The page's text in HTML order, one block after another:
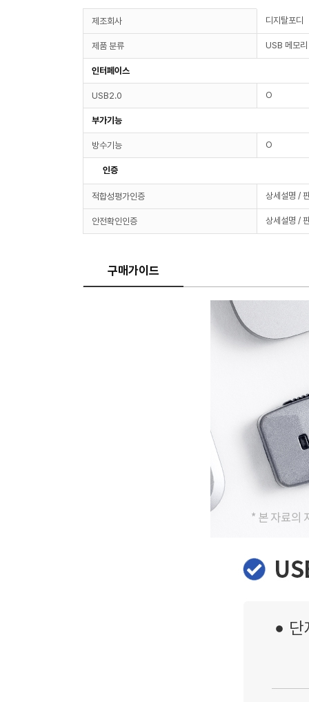
제조회사 디지탈포디
제품 분류 USB 메모리
인터페이스
USB2.0 O
부가기능
방수기능 O
인증
적합성평가인증 상세설명 /
안전확인인증 상세설명 /
구매가이드